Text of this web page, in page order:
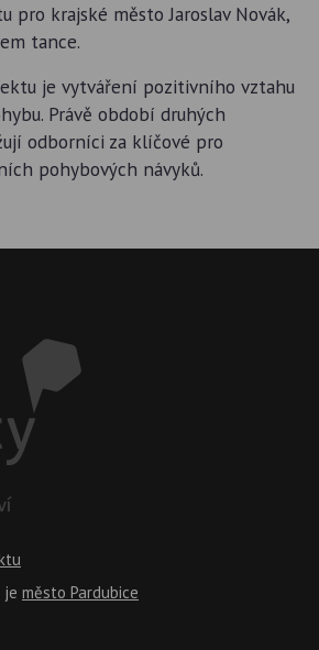
pro krajské město Jaroslav Novák,
tance.
je vytváření pozitivního vztahu
Právě období druhých
odborníci za klíčové pro
pohybových návyků.
je město Pardubice